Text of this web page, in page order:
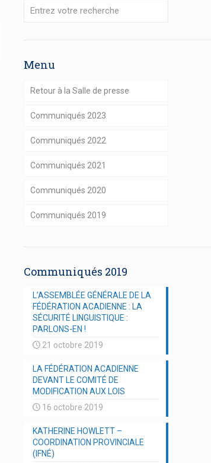
Menu
Retour à la Salle de presse
Communiqués 2023
Communiqués 2022
Communiqués 2021
Communiqués 2020
Communiqués 2019
Communiqués 2019
L’ASSEMBLÉE GÉNÉRALE DE LA
FÉDÉRATION ACADIENNE : LA
SÉCURITÉ LINGUISTIQUE :
PARLONS-EN !
21 octobre 2019
LA FÉDÉRATION ACADIENNE
DEVANT LE COMITÉ DE
MODIFICATION AUX LOIS
16 octobre 2019
KATHERINE HOWLETT –
COORDINATION PROVINCIALE
(IFNÉ)